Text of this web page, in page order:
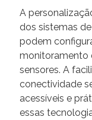
A
dos sistemas
podem
monitoramento
sensores. A
conectividade
acessíveis e
essas